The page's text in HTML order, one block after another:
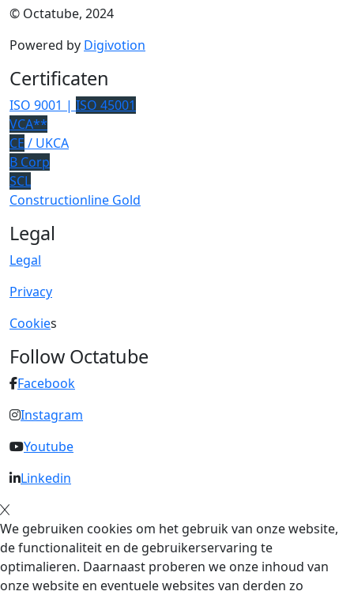
© Octatube, 2024
Powered by Digivotion
Certificaten
ISO 9001 | ISO 45001
VCA**
CE / UKCA
B Corp
SCL
Constructionline Gold
Legal
Legal
Privacy
Cookies
Follow Octatube
Facebook
Instagram
Youtube
Linkedin
We gebruiken cookies om het gebruik van onze website,
de functionaliteit en de gebruikerservaring te
optimalieren. Daarnaast proberen we onze inhoud van
onze website en eventuele websites van derden zo